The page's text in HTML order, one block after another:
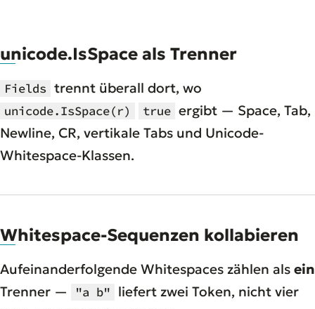
unicode.IsSpace als Trenner
Fields trennt überall dort, wo
unicode.IsSpace(r) true ergibt — Space, Tab,
Newline, CR, vertikale Tabs und Unicode-
Whitespace-Klassen.
Whitespace-Sequenzen kollabieren
Aufeinanderfolgende Whitespaces zählen als ein
Trenner —
"a b" liefert zwei Token, nicht vier